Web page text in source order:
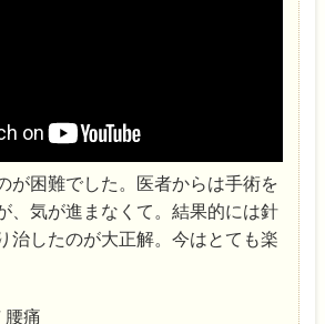
が困難でした。医者からは手術を
、気が進まなくて。結果的には針
治したのが大正解。今はとても楽
腰痛